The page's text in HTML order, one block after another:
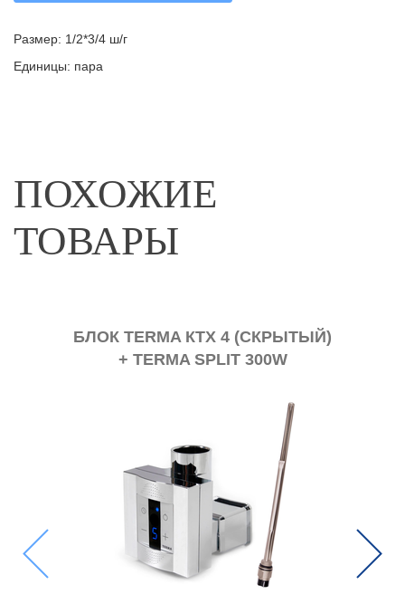
Размер: 1/2*3/4 ш/г
Единицы: пара
ПОХОЖИЕ
ТОВАРЫ
БЛОК TERMA КТХ 4 (СКРЫТЫЙ)
+ TERMA SPLIT 300W